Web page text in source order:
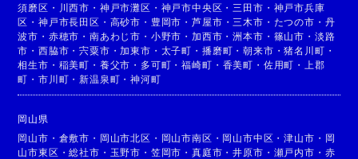
須磨区 ・ 川西市 ・ 神戸市灘区 ・ 神戸市中央区 ・ 三田市 ・ 神戸市兵庫
区 ・神戸市長田区 ・ 高砂市 ・ 豊岡市 ・芦屋市 ・ 三木市 ・ たつの市 ・ 丹
波市 ・ 赤穂市 ・南あわじ市 ・ 小野市 ・加西市 ・洲本市 ・ 篠山市 ・ 淡路
市 ・西脇市 ・宍粟市 ・加東市 ・ 太子町 ・ 播磨町 ・朝来市 ・猪名川町 ・
相生市 ・ 稲美町 ・ 養父市 ・ 多可町 ・福崎町 ・ 香美町 ・ 佐用町 ・
上郡
町 ・市川町 ・新温泉町 ・神河町
岡山県
岡山市 ・ 倉敷市 ・ 岡山市北区 ・ 岡山市南区 ・ 岡山市中区 ・津山市 ・ 岡
山市東区 ・総社市 ・ 玉野市 ・ 笠岡市 ・真庭市 ・井原市 ・ 瀬戸内市 ・ 赤